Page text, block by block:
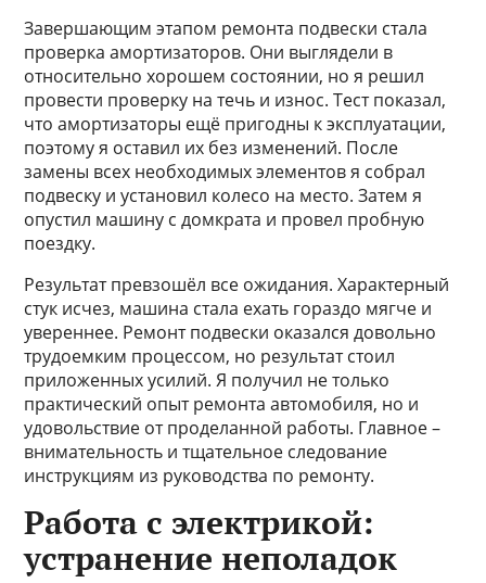
Завершающим этапом ремонта подвески стала
проверка амортизаторов. Они выглядели в
относительно хорошем состоянии, но я решил
провести проверку на течь и износ. Тест показал,
что амортизаторы ещё пригодны к эксплуатации,
поэтому я оставил их без изменений. После
замены всех необходимых элементов я собрал
подвеску и установил колесо на место. Затем я
опустил машину с домкрата и провел пробную
поездку.
Результат превзошёл все ожидания. Характерный
стук исчез, машина стала ехать гораздо мягче и
увереннее. Ремонт подвески оказался довольно
трудоемким процессом, но результат стоил
приложенных усилий. Я получил не только
практический опыт ремонта автомобиля, но и
удовольствие от проделанной работы. Главное –
внимательность и тщательное следование
инструкциям из руководства по ремонту.
Работа с электрикой:
устранение неполадок